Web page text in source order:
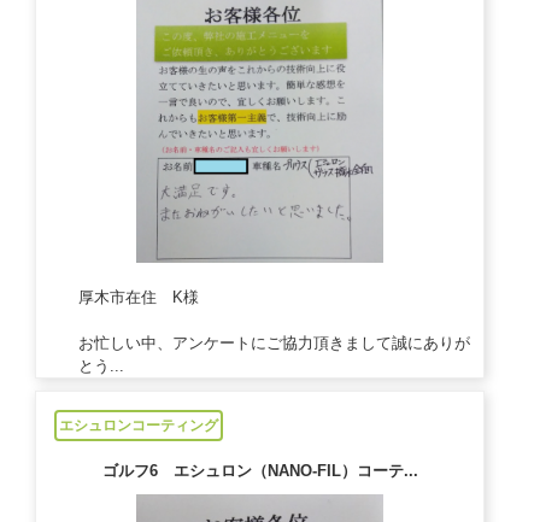
厚木市在住 K様
お忙しい中、アンケートにご協力頂きまして誠にありが
とう...
エシュロンコーティング
ゴルフ6 エシュロン（NANO-FIL）コーテ...